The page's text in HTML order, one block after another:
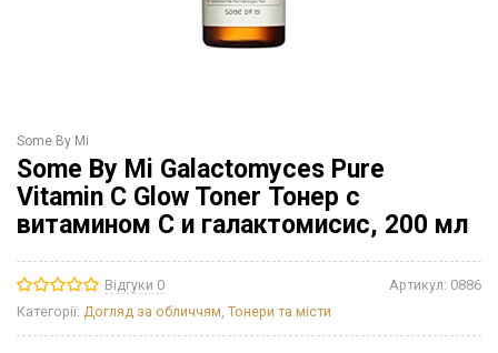
Some By Mi
Some By Mi Galactomyces Pure
Vitamin C Glow Toner Тонер с
витамином С и галактомисис, 200 мл
Відгуки 0 Артикул: 0886
Категорії: Догляд за обличчям, Тонери та місти